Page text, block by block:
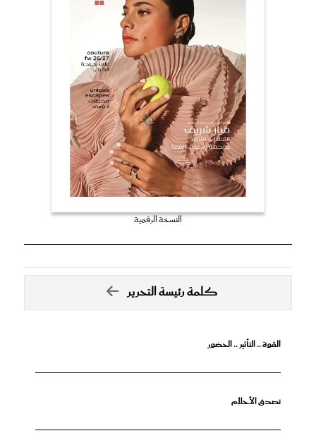
النسخة الرقمية
كلمة رئيسة التحرير
القوة .. التأثير .. الحضور
تصدق الأحلام